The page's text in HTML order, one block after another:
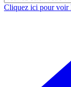
Cliquez ici pour voir